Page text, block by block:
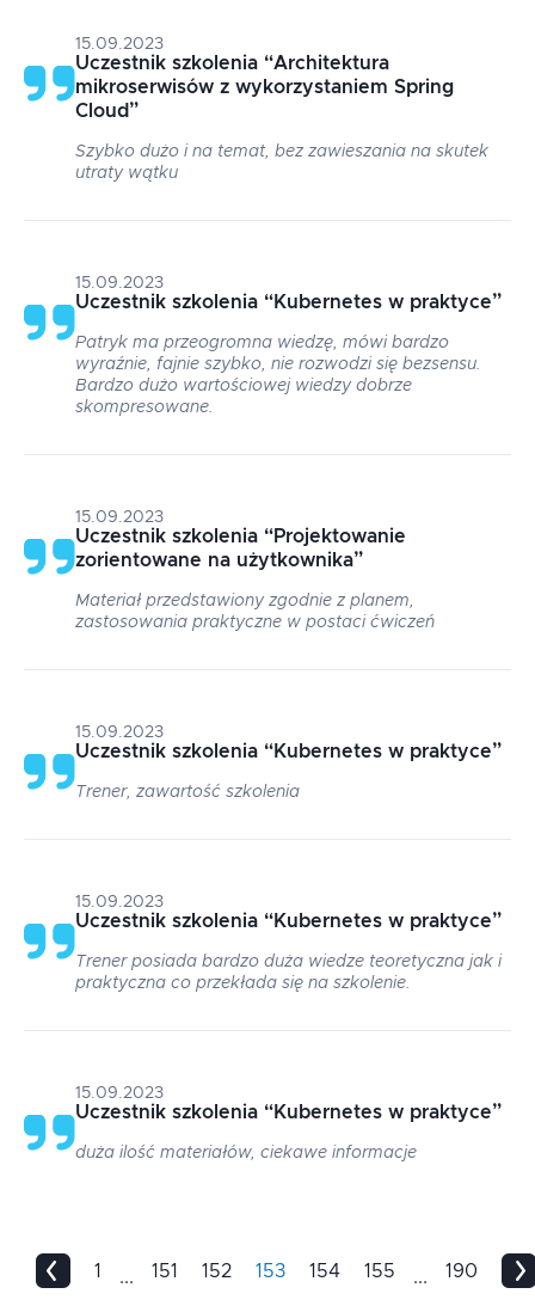
15.09.2023
Uczestnik szkolenia “Architektura
mikroserwisów z wykorzystaniem Spring
Cloud”
Szybko dużo i na temat, bez zawieszania na skutek
utraty wątku
15.09.2023
Uczestnik szkolenia “Kubernetes w praktyce”
Patryk ma przeogromna wiedzę, mówi bardzo
wyraźnie, fajnie szybko, nie rozwodzi się bezsensu.
Bardzo dużo wartościowej wiedzy dobrze
skompresowane.
15.09.2023
Uczestnik szkolenia “Projektowanie
zorientowane na użytkownika”
Materiał przedstawiony zgodnie z planem,
zastosowania praktyczne w postaci ćwiczeń
15.09.2023
Uczestnik szkolenia “Kubernetes w praktyce”
Trener, zawartość szkolenia
15.09.2023
Uczestnik szkolenia “Kubernetes w praktyce”
Trener posiada bardzo duża wiedze teoretyczna jak i
praktyczna co przekłada się na szkolenie.
15.09.2023
Uczestnik szkolenia “Kubernetes w praktyce”
duża ilość materiałów, ciekawe informacje
1 ... 151 152 153 154 155 ... 190